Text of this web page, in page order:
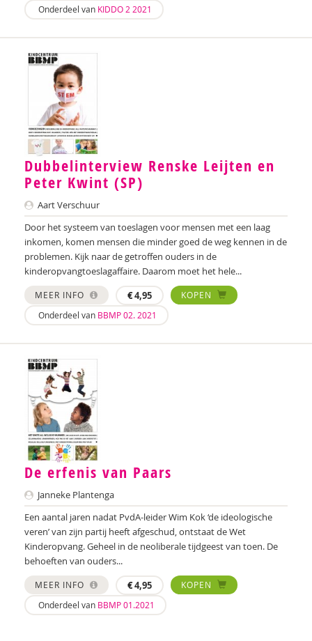
Onderdeel van KIDDO 2 2021
Dubbelinterview Renske Leijten en
Peter Kwint (SP)
Aart Verschuur
Door het systeem van toeslagen voor mensen met een laag
inkomen, komen mensen die minder goed de weg kennen in de
problemen. Kijk naar de getroffen ouders in de
kinderopvangtoeslagaffaire. Daarom moet het hele...
MEER INFO €4,95
KOPEN
Onderdeel van BBMP 02. 2021
De erfenis van Paars
Janneke Plantenga
Een aantal jaren nadat PvdA-leider Wim Kok ‘de ideologische
veren’ van zijn partij heeft afgeschud, ontstaat de Wet
Kinderopvang. Geheel in de neoliberale tijdgeest van toen. De
behoeften van ouders...
MEER INFO €4,95
KOPEN
Onderdeel van BBMP 01.2021